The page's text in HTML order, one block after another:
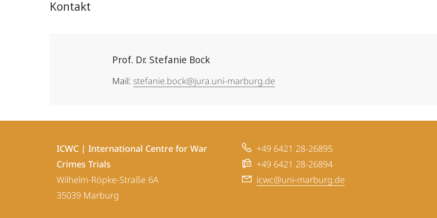
Kontakt
Prof. Dr. Stefanie Bock
Mail: stefanie.bock@jura.uni-marburg.de
Informationen
Kontaktinformationen
ICWC
|
International
ICWC | International Centre for War
Crimes Trials
Wilhelm-Röpke-Straße 6A
35039 Marburg
+49 6421 28-26895
+49 6421 28-26894
icwc@uni-marburg.de